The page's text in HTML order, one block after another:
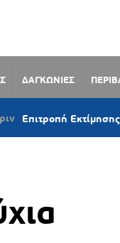
ΔΑΓΚΩΝΙΕΣ
Εκτίμησης